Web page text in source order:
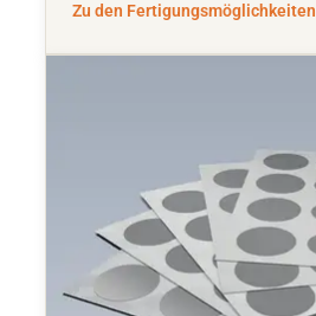
Zu den Fertigungsmöglichkeiten